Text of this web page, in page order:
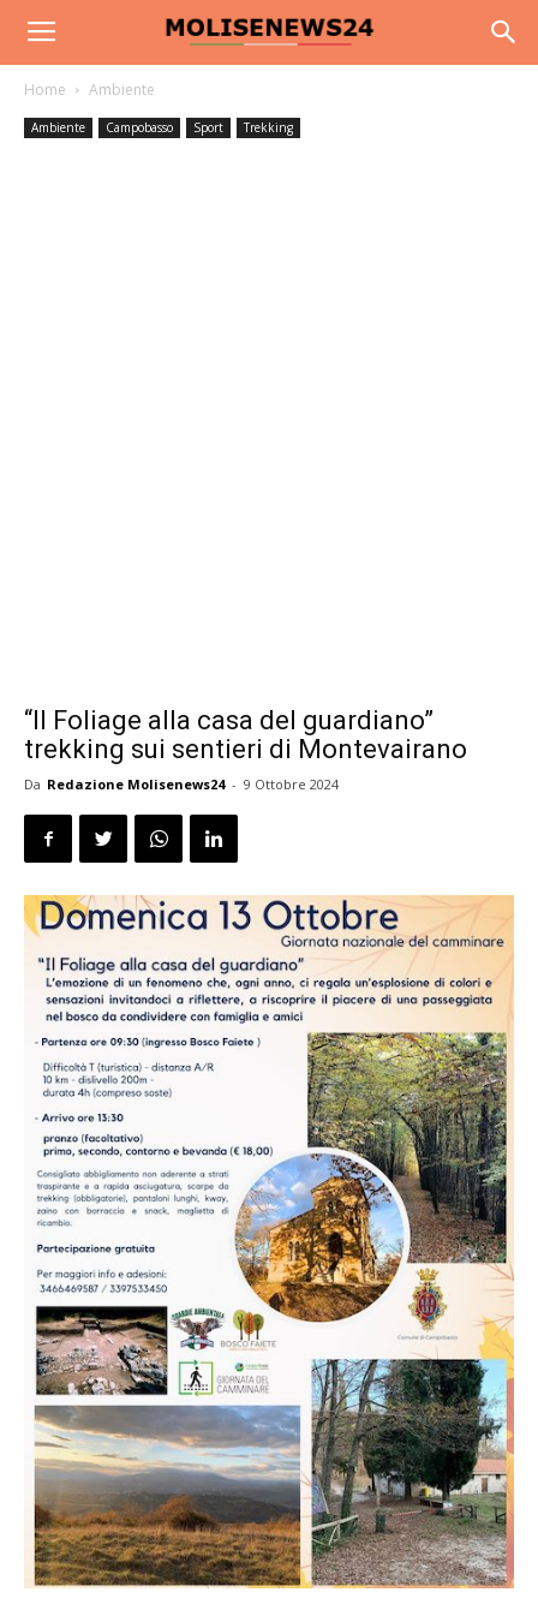
Home Ambiente
Ambiente Campobasso Sport Trekking
“Il Foliage alla casa del guardiano”
trekking sui sentieri di Montevairano
Da Redazione Molisenews24 - 9 Ottobre 2024